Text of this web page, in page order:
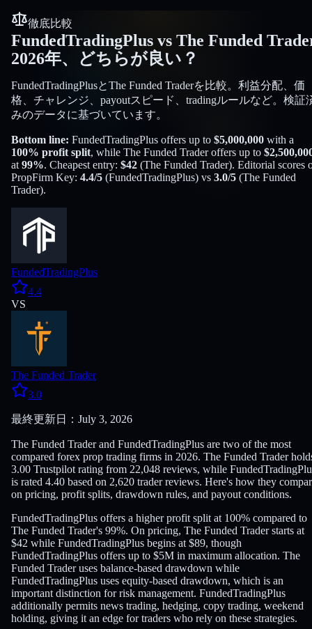
徹底比較
FundedTradingPlus vs The Funded
2026年、どちらが良い？
FundedTradingPlusとThe Funded Traderを比較。利益分配、価
格、チャレンジ、payoutスピード、tradingルールなど。検証
みのデータに基づいています。
Bottom line: FundedTradingPlus offers up to $5,000,000 with a
100% profit split, while The Funded Traderoffers up to $
at 99%. Cheapest entry: $42 (The Funded Trader). Editorial scores
PropFirm Key: 4.4/5 (FundedTradingPlus) vs 3.0/5 (The Funded
Trader).
FundedTradingPlus
4.4
VS
The Funded Trader
3.0
最終更新日：July 3, 2026
The Funded Trader and FundedTradingPlus are two of the most
compared forex prop trading firms in 2026. The Funded Trader
3.00 Trustpilot rating from 22,048 reviews, while
is rated 4.40 based on 2,620 trader reviews. Here's how they
on pricing, profit splits, drawdown rules, and payout conditions.
FundedTradingPlus offers a higher profit split at 100% compared to
The Funded Trader's 99%. On pricing, The Funded Trader starts at
$42 while FundedTradingPlus begins at $89, though
FundedTradingPlus offers up to $5M in maximum allocation. The
Funded Trader uses balance-based drawdown while
FundedTradingPlus uses equity-based drawdown, which is an
important distinction for risk management. FundedTradingPlus
additionally permits news trading, hedging, copy trading, weekend
holding, giving it an edge for traders who rely on these strategies.